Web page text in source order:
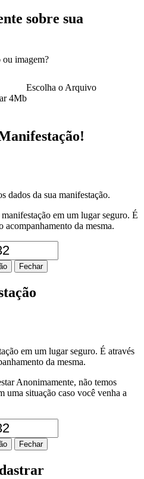
sobre sua
imagem?
Escolha o Arquivo
4Mb
dados da sua manifestação.
em um lugar seguro. É
acompanhamento da mesma.
Fechar
em um lugar seguro. É através
da mesma.
Anonimamente, não temos
uma situação caso você venha a
Fechar